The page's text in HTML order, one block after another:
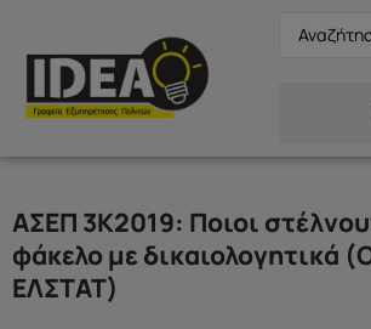
ΑΣΕΠ 3Κ2019: Ποιοι
φάκελο με δικαιολογητικά
ΕΛΣΤΑΤ)